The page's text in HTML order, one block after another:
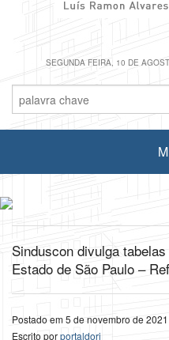
SEGUNDA FEIRA, 10 DE
Sinduscon divulga
Estado de São Paulo –
Postado em 5 de novembro de
Escrito porportaldori